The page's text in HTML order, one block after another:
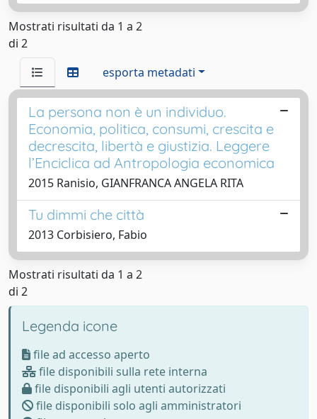
Mostrati risultati da 1 a 2
di 2
esporta metadati
La persona non è un individuo.
Economia, politica, consumi, crescita e
decrescita, libertà e giustizia. Leggere
l’Enciclica ad Antropologia economica
2015 Ranisio, GIANFRANCA ANGELA RITA
Tu dimmi che città
2013 Corbisiero, Fabio
Mostrati risultati da 1 a 2
di 2
Legenda icone
file ad accesso aperto
file disponibili sulla rete interna
file disponibili agli utenti autorizzati
file disponibili solo agli amministratori